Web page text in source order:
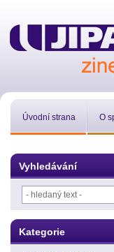
Úvodní strana O
Vyhledávání
Kategorie